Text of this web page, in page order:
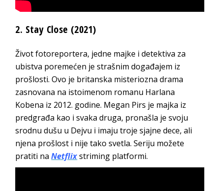
2. Stay Close (2021)
Život fotoreportera, jedne majke i detektiva za
ubistva poremećen je strašnim događajem iz
prošlosti. Ovo je britanska misteriozna drama
zasnovana na istoimenom romanu Harlana
Kobena iz 2012. godine. Megan Pirs je majka iz
predgrađa kao i svaka druga, pronašla je svoju
srodnu dušu u Dejvu i imaju troje sjajne dece, ali
njena prošlost i nije tako svetla. Seriju možete
pratiti naNetflixstriming platformi.